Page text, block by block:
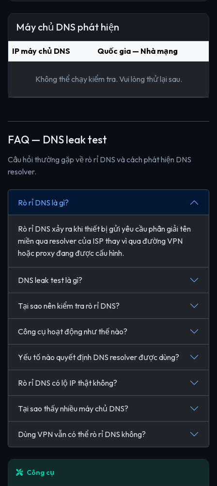
Máy chủ DNS phát hiện
IP máy chủ DNS Quốc gia — Nhà mạng
Không thể chạy kiểm tra. Vui lòng thử lại sau.
FAQ — DNS leak test
Câu hỏi thường gặp về rò rỉ DNS và cách phát hiện DNS
resolver.
Rò rỉ DNS là gì?
Rò rỉ DNS xảy ra khi thiết bị gửi yêu cầu phân giải tên
miền qua resolver của ISP thay vì qua đường VPN
hoặc proxy đang được cấu hình.
DNS leak test là gì?
Tại sao nên kiểm tra rò rỉ DNS?
Công cụ hoạt động như thế nào?
Yếu tố nào quyết định DNS resolver được dùng?
Rò rỉ DNS có lộ IP thật không?
Tại sao thấy nhiều máy chủ DNS?
Dùng VPN vẫn có thể rò rỉ DNS không?
Công cụ